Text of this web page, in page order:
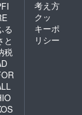
る
と
税
考え方
クッ
キーポ
リシー